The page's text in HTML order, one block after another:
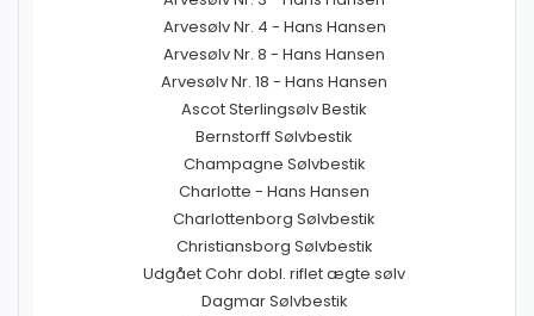
Arvesølv Nr. 4 - Hans Hansen
Arvesølv Nr. 8 - Hans Hansen
Arvesølv Nr. 18 - Hans Hansen
Ascot Sterlingsølv Bestik
Bernstorff Sølvbestik
Champagne Sølvbestik
Charlotte - Hans Hansen
Charlottenborg Sølvbestik
Christiansborg Sølvbestik
Udgået Cohr dobl. riflet ægte sølv
Dagmar Sølvbestik